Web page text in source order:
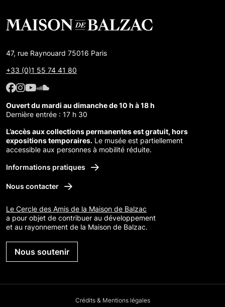
47, rue Raynouard 75016 Paris
+33 (0)1 55 74 41 80
Facebook : Maison de Balzac
Facebook : Maison de Balzac
Youtube : Maison de Balzac
SoundCloud : Maison de Balzac
Ouvert du mardi au dimanche de 10 h à 18 h
Dernière entrée : 17 h 30
L’accès aux collections permanentes est gratuit, hors
expositions temporaires. Le musée est partiellement
accessible aux personnes à mobilité réduite.
Informations pratiques
Nous contacter
Le Cercle des Amis de la Maison de Balzac
a pour objet de contribuer au développement
et au rayonnement de la Maison de Balzac.
Nous soutenir
Crédits & Mentions légales